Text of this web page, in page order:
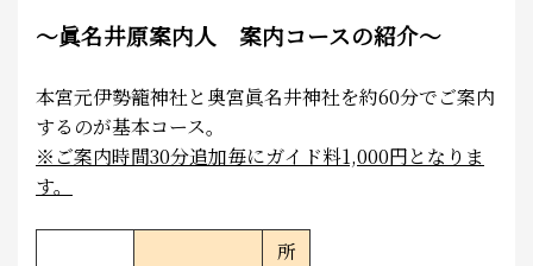
～眞名井原案内人 案内コースの紹介～
本宮元伊勢籠神社と奥宮眞名井神社を約60分でご案内
するのが基本コース。
※ご案内時間30分追加毎にガイド料1,000円となりま
す。
所